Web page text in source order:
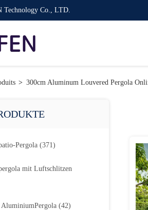
Technology Co., LTD.
> 300cm Aluminum Louvered Pergola
Pergola (371)
mit Luftschlitzen
AluminiumPergola (42)